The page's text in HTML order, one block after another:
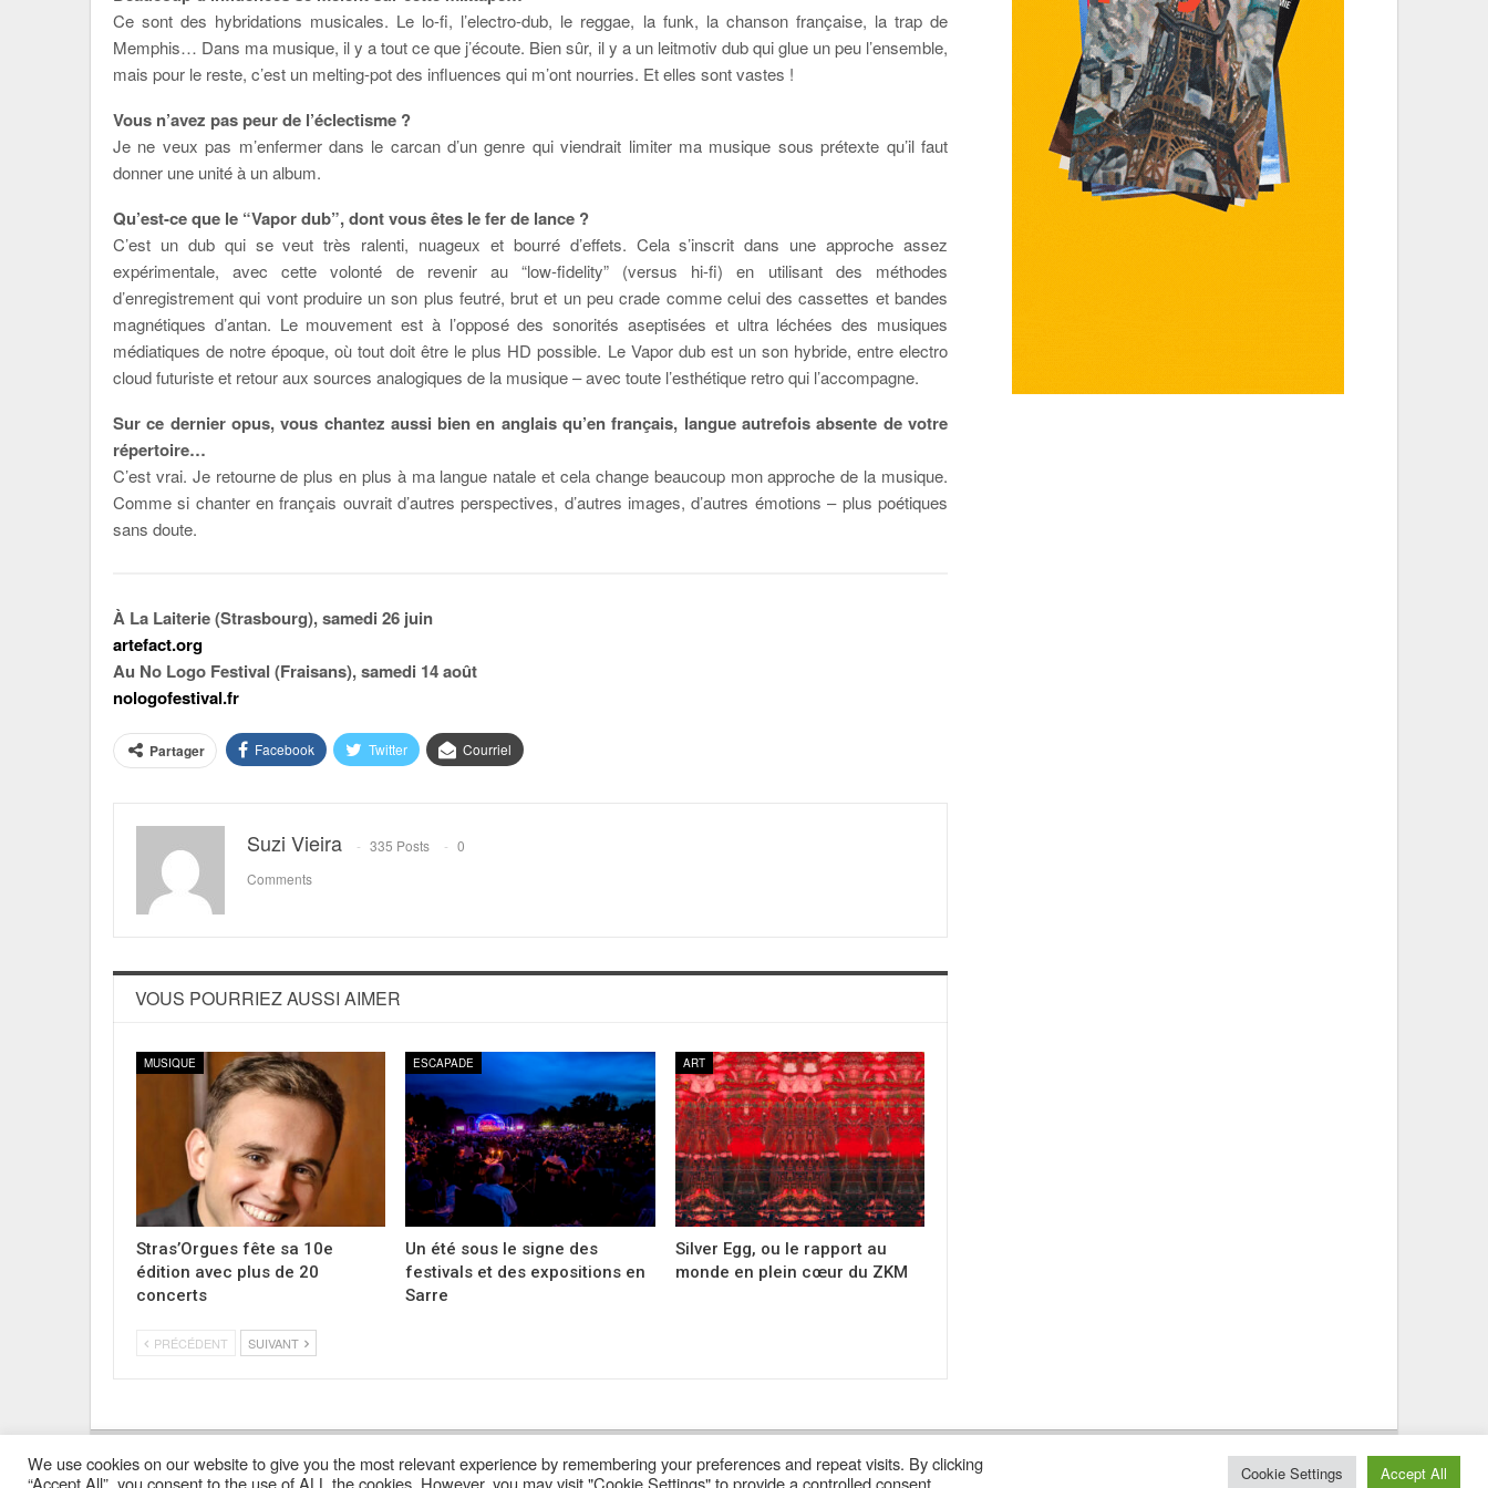
Ce sont des hybridations musicales. Le lo-fi, l’electro-dub, le reggae, la funk, la chanson française, la trap de
Memphis… Dans ma musique, il y a tout ce que j’écoute. Bien sûr, il y a un leitmotiv dub qui glue un peu l’ensemble,
mais pour le reste, c’est un melting-pot des influences qui m’ont nourries. Et elles sont vastes !
Vous n’avez pas peur de l’éclectisme ?
Je ne veux pas m’enfermer dans le carcan d’un genre qui viendrait limiter ma musique sous prétexte qu’il faut
donner une unité à un album.
Qu’est-ce que le “Vapor dub”, dont vous êtes le fer de lance ?
C’est un dub qui se veut très ralenti, nuageux et bourré d’effets. Cela s’inscrit dans une approche assez
expérimentale, avec cette volonté de revenir au “low-fidelity” (versus hi-fi) en utilisant des méthodes
d’enregistrement qui vont produire un son plus feutré, brut et un peu crade comme celui des cassettes et bandes
magnétiques d’antan. Le mouvement est à l’opposé des sonorités aseptisées et ultra léchées des musiques
médiatiques de notre époque, où tout doit être le plus HD possible. Le Vapor dub est un son hybride, entre electro
cloud futuriste et retour aux sources analogiques de la musique – avec toute l’esthétique retro qui l’accompagne.
Sur ce dernier opus, vous chantez aussi bien en anglais qu’en français, langue autrefois absente de votre
répertoire…
C’est vrai. Je retourne de plus en plus à ma langue natale et cela change beaucoup mon approche de la musique.
Comme si chanter en français ouvrait d’autres perspectives, d’autres images, d’autres émotions – plus poétiques
sans doute.
À La Laiterie (Strasbourg), samedi 26 juin
artefact.org
Au No Logo Festival (Fraisans), samedi 14 août
nologofestival.fr
Partager Facebook Twitter Courriel
Suzi Vieira 335 Posts
0
Comments
VOUS POURRIEZ AUSSI AIMER
MUSIQUE
Stras’Orgues fête sa 10e
édition avec plus de 20
concerts
ESCAPADE
Un été sous le signe des
festivals et des expositions en
Sarre
ART
Silver Egg, ou le rapport au
monde en plein cœur du ZKM
PRÉCÉDENT SUIVANT
Mentions Légales Contacts Où Trouver Poly ? Lire Les Anciens N° S’abonner À Poly Qui Sommes-Nous ? © 2025 – Magazine Poly – BKN
We use cookies on our website to give you the most relevant experience by remembering your preferences and repeat visits. By clicking
“Accept All”, you consent to the use of ALL the cookies. However, you may visit "Cookie Settings" to provide a controlled consent.
Cookie Settings Accept All